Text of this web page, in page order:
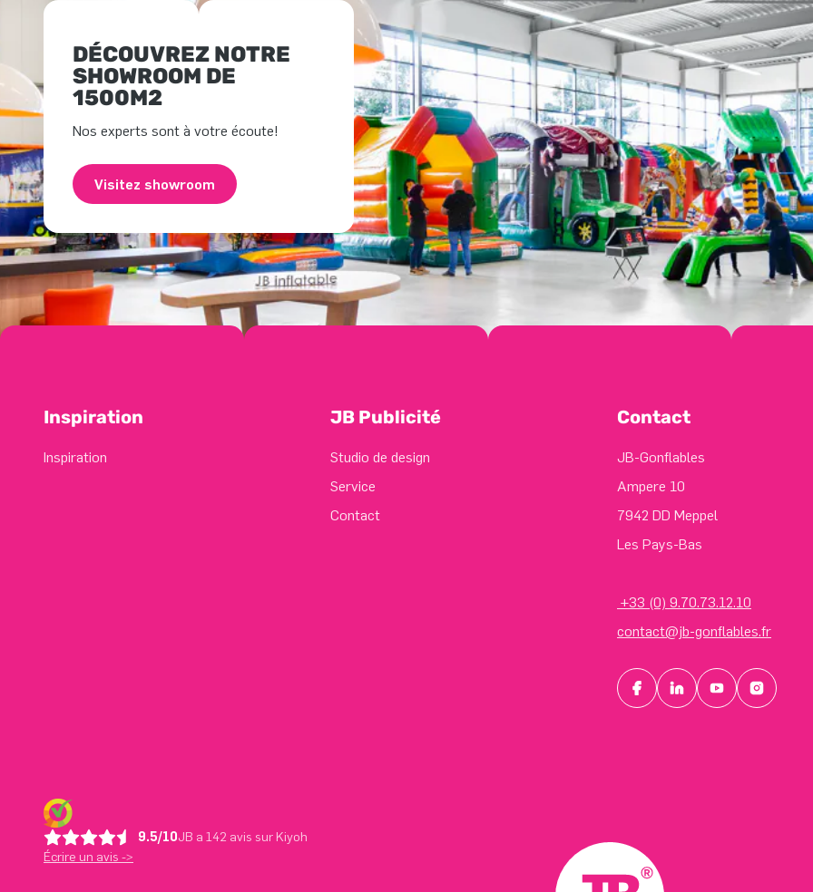
DÉCOUVREZ NOTRE
SHOWROOM DE
1500M2
Nos experts sont à votre écoute!
Visitez showroom
Inspiration
Inspiration
JB Publicité
Studio de design
Service
Contact
Contact
JB-Gonflables
Ampere 10
7942 DD Meppel
Les Pays-Bas
+33 (0) 9.70.73.12.10
contact@jb-gonflables.fr
9.5/10JB a 142 avis sur Kiyoh
Écrire un avis ->